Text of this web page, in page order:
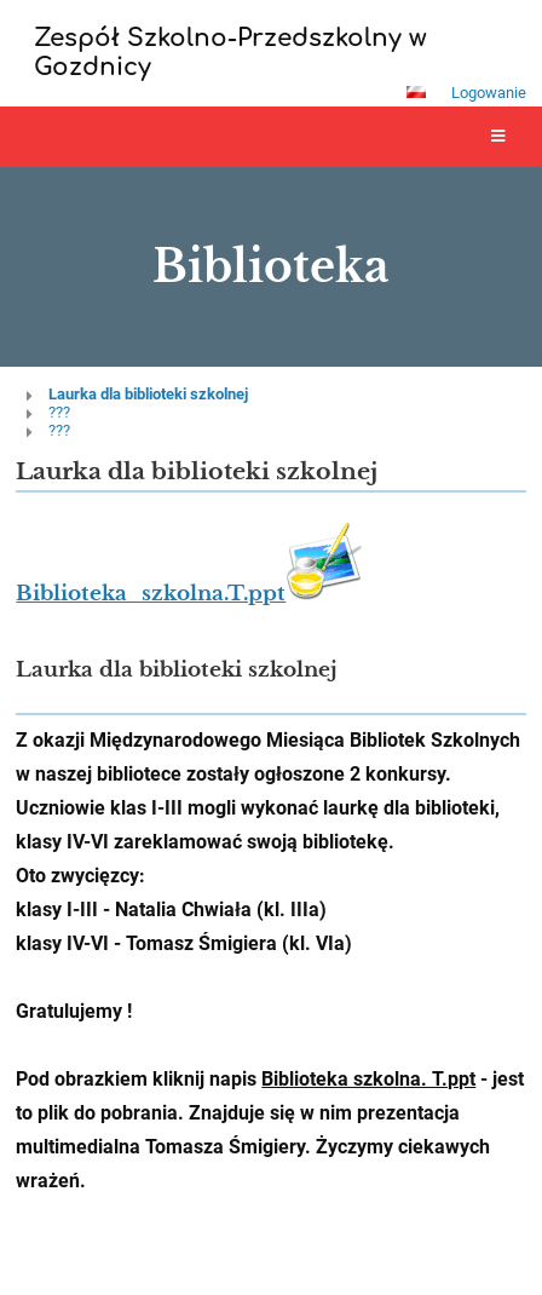
Zespół Szkolno-Przedszkolny w
Gozdnicy
Logowanie
Biblioteka
Biblioteka
Laurka dla biblioteki szkolnej
???
???
Laurka dla biblioteki szkolnej
Biblioteka_szkolna.T.ppt
Laurka dla biblioteki szkolnej
Z okazji Międzynarodowego Miesiąca Bibliotek Szkolnych
w naszej bibliotece zostały ogłoszone 2 konkursy.
Uczniowie klas I-III mogli wykonać laurkę dla biblioteki,
klasy IV-VI zareklamować swoją bibliotekę.
Oto zwycięzcy:
klasy I-III - Natalia Chwiała (kl. IIIa)
klasy IV-VI - Tomasz Śmigiera (kl. VIa)
Gratulujemy !
Pod obrazkiem kliknij napis Biblioteka szkolna. T.ppt- jest
to plik do pobrania. Znajduje się w nim prezentacja
multimedialna Tomasza Śmigiery. Życzymy ciekawych
wrażeń.